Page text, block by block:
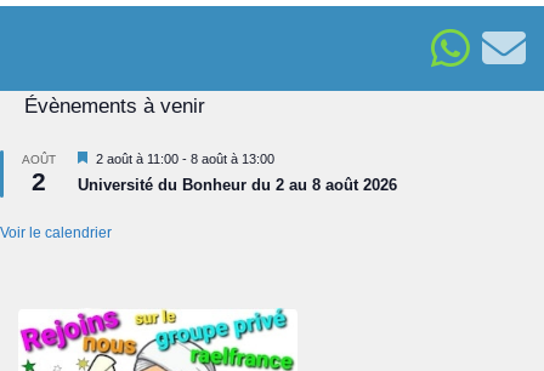
Évènements à venir
AOÛT
2
Mis
en
avant
2 août à 11:00 - 8 août à 13:00
Université du Bonheur du 2 au 8 août 2026
Voir le calendrier